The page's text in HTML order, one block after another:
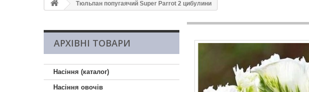
Тюльпан попугаячий Super Parrot 2 цибулини
АРХІВНІ ТОВАРИ
Насіння (каталог)
Насіння овочів